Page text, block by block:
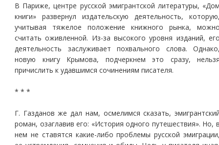
В Париже, центре русской эмигрантской литературы,
книги» развернул издательскую деятельность,
учитывая тяжелое положение книжного рынка,
считать оживленной. Из-за высокого уровня изданий,
деятельность заслуживает похвального слова.
новую книгу Крымова, подчеркнем это сразу,
причислить к удавшимся сочинениям писателя.
* * *
Г. Газданов же дал нам, осмелимся сказать,
роман, озаглавив его: «История одного путешествия». Но,
нем не ставятся какие-либо проблемы русской